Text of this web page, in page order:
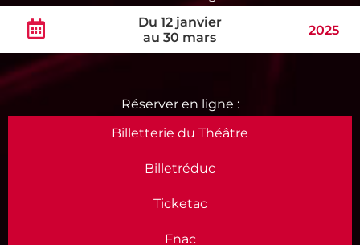
Du 12 janvier
au 30 mars
2025
Billetterie du Théâtre
Billetréduc
Ticketac
Fnac